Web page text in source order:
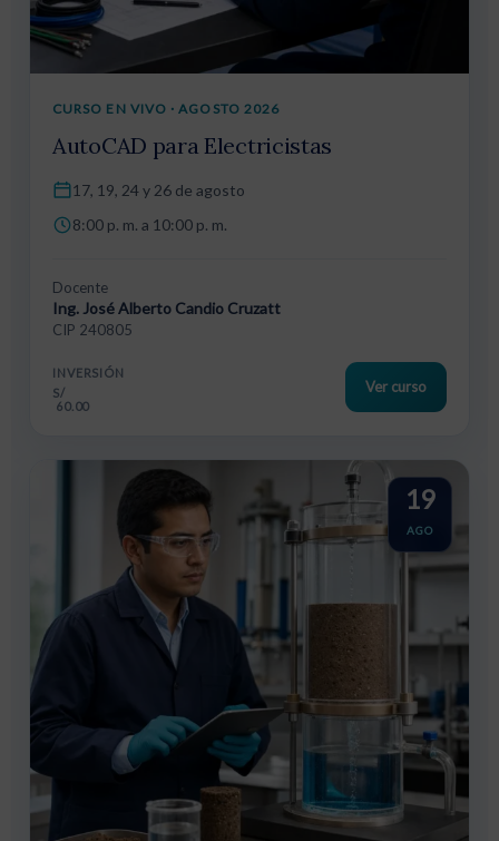
CURSO EN VIVO · AGOSTO 2026
AutoCAD para Electricistas
17, 19, 24 y 26 de agosto
8:00 p. m. a 10:00 p. m.
Docente
Ing. José Alberto Candio Cruzatt
CIP 240805
INVERSIÓN
S/
60.00
Ver curso
19
AGO